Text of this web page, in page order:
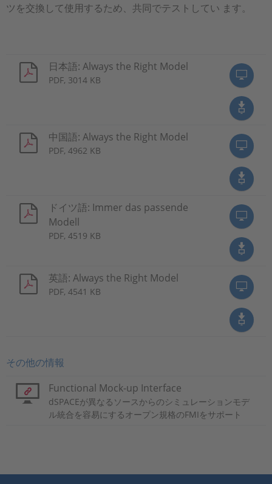
ツを交換して使用するため、共同でテストしてい ます。
日本語: Always the Right Model
PDF, 3014 KB
中国語: Always the Right Model
PDF, 4962 KB
ドイツ語: Immer das passende
Modell
PDF, 4519 KB
英語: Always the Right Model
PDF, 4541 KB
その他の情報
Functional Mock-up Interface
dSPACEが異なるソースからのシミュレーションモデ
ル統合を容易にするオープン規格のFMIをサポート